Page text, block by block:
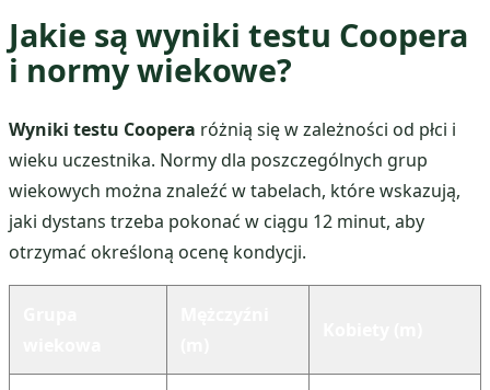
Jakie są wyniki testu Coopera
i normy wiekowe?
Wyniki testu Coopera różnią się w zależności od płci i
wieku uczestnika. Normy dla poszczególnych grup
wiekowych można znaleźć w tabelach, które wskazują,
jaki dystans trzeba pokonać w ciągu 12 minut, aby
otrzymać określoną ocenę kondycji.